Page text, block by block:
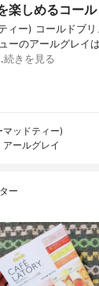
楽しめるコー
ィー) コールドブ
ーのアールグレイ
続きを見る
ッドティー)
アールグレイ
ー